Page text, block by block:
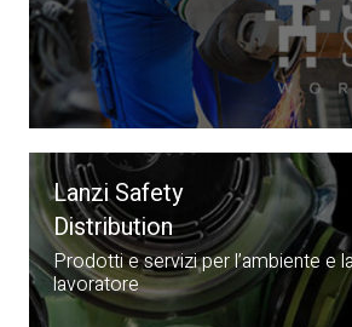
Lanzi Safety
Distribution
Prodotti e servizi per l’ambiente e
lavoratore